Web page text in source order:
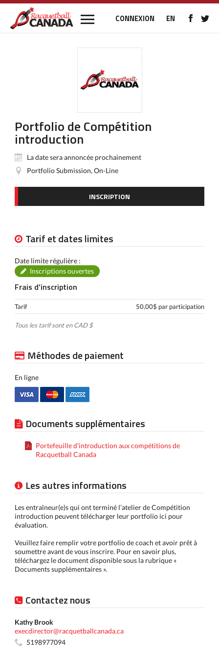
CONNEXION EN
Portfolio de Compétition
introduction
La date sera annoncée prochainement
Portfolio Submission, On-Line
INSCRIPTION
Tarif et dates limites
Date limite régulière :
Inscriptions ouvertes
Frais d’inscription
Tarif 50,00$ par participation
Tous les tarif sont en CAD $
Méthodes de paiement
En ligne
Documents supplémentaires
Portefeuille d'introduction aux compétitions de
Racquetball Canada
Les autres informations
Les entraîneur(e)s qui ont terminé l’atelier de Compétition
introduction peuvent télécharger leur portfolio ici pour
évaluation.
Veuillez faire remplir votre portfolio de coach et avoir prêt à
soumettre avant de vous inscrire. Pour en savoir plus,
téléchargez le document disponible sous la rubrique «
Documents supplémentaires ».
Contactez nous
Kathy Brook
execdirector@racquetballcanada.ca
5198977094